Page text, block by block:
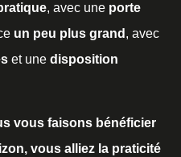
, avec une porte
un peu plus grand , avec
et une disposition
vous faisons bénéficier
vous alliez la praticité